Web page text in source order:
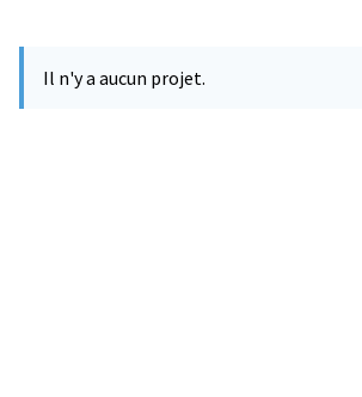
Il n'y a aucun projet.